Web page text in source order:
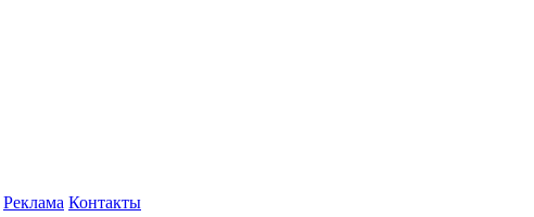
Реклама Контакты